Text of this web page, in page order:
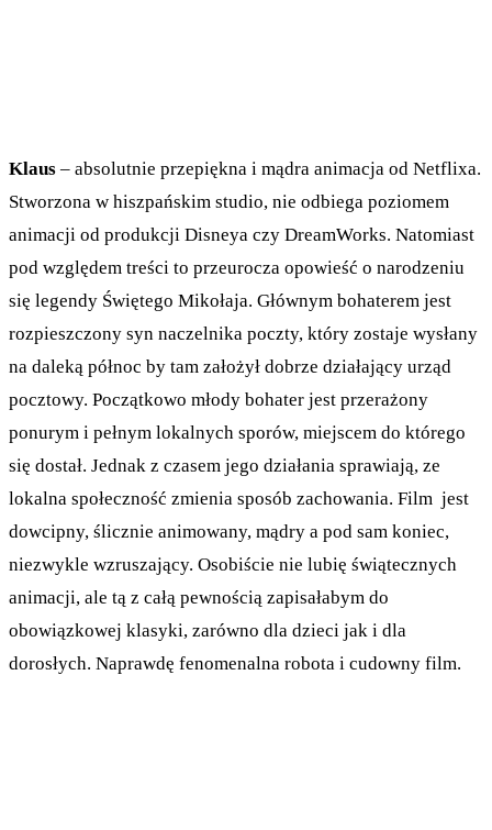
Klaus – absolutnie przepiękna i mądra animacja od Netflixa.
Stworzona w hiszpańskim studio, nie odbiega poziomem
animacji od produkcji Disneya czy DreamWorks. Natomiast
pod względem treści to przeurocza opowieść o narodzeniu
się legendy Świętego Mikołaja. Głównym bohaterem jest
rozpieszczony syn naczelnika poczty, który zostaje wysłany
na daleką północ by tam założył dobrze działający urząd
pocztowy. Początkowo młody bohater jest przerażony
ponurym i pełnym lokalnych sporów, miejscem do którego
się dostał. Jednak z czasem jego działania sprawiają, ze
lokalna społeczność zmienia sposób zachowania. Film jest
dowcipny, ślicznie animowany, mądry a pod sam koniec,
niezwykle wzruszający. Osobiście nie lubię świątecznych
animacji, ale tą z całą pewnością zapisałabym do
obowiązkowej klasyki, zarówno dla dzieci jak i dla
dorosłych. Naprawdę fenomenalna robota i cudowny film.